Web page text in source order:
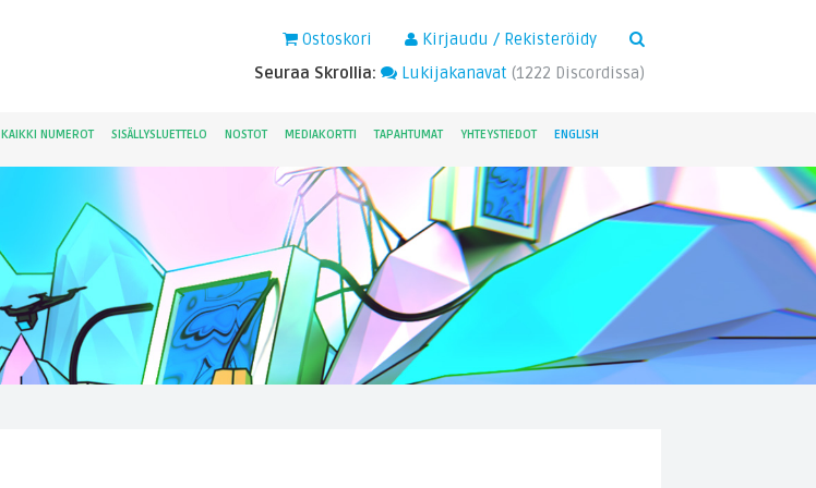
Kirjaudu / Rekisteröidy
Ostoskori
Seuraa Skrollia:
Lukijakanavat (1222 Discordissa)
KAIKKI NUMEROT SISÄLLYSLUETTELO NOSTOT MEDIAKORTTI TAPAHTUMAT YHTEYSTIEDOT ENGLISH